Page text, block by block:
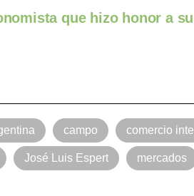
que hizo honor a
campo comercio
José Luis Espert mercados